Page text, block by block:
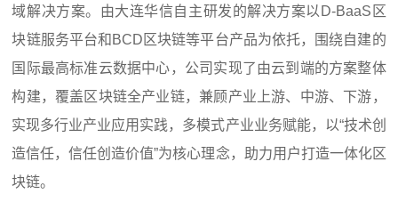
域解决方案。由大连华信自主研发的解决方案以D-BaaS区
块链服务平台和BCD区块链等平台产品为依托，围绕自建的
国际最高标准云数据中心，公司实现了由云到端的方案整体
构建，覆盖区块链全产业链，兼顾产业上游、中游、下游，
实现多行业产业应用实践，多模式产业业务赋能，以“技术创
造信任，信任创造价值”为核心理念，助力用户打造一体化区
块链。